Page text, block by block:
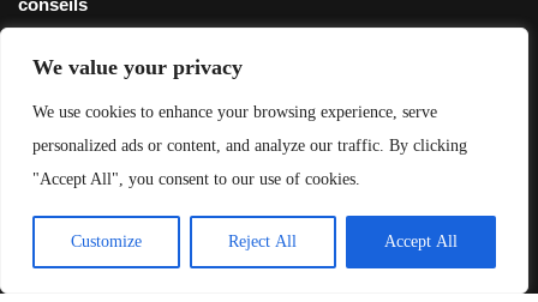
We value your privacy
We use cookies to enhance your browsing experience, serve
personalized ads or content, and analyze our traffic. By clicking
"Accept All", you consent to our use of cookies.
Customize Reject All Accept All
conseils
gravel
28 novembre 2025
12 mai 2025